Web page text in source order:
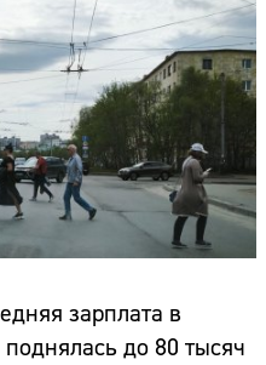
зарплата в
до 80 тысяч